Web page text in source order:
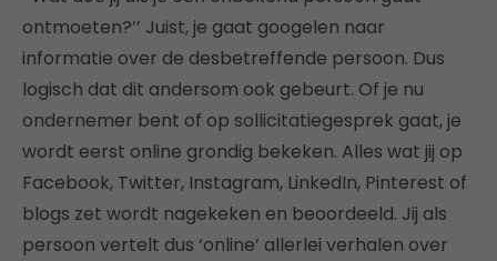
ontmoeten?’’ Juist, je gaat googelen naar
informatie over de desbetreffende persoon. Dus
logisch dat dit andersom ook gebeurt. Of je nu
ondernemer bent of op sollicitatiegesprek gaat, je
wordt eerst online grondig bekeken. Alles wat jij op
Facebook, Twitter, Instagram, LinkedIn, Pinterest of
blogs zet wordt nagekeken en beoordeeld. Jij als
persoon vertelt dus ‘online’ allerlei verhalen over